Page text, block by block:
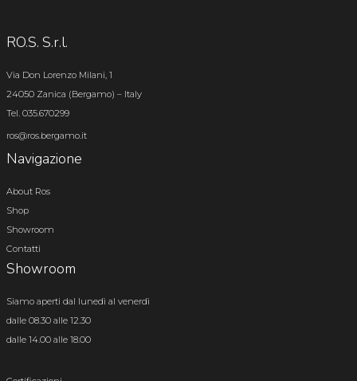
RO.S. S.r.l.
Via Don Lorenzo Milani, 1
24050 Zanica (Bergamo) – Italy
Tel. 035.670299
ros@ros.bergamo.it
Navigazione
About Ros
Shop
Showroom
Contatti
Showroom
Siamo aperti dal lunedì al venerdì
dalle 08.30 alle 12.30
dalle 14.00 alle 18.00